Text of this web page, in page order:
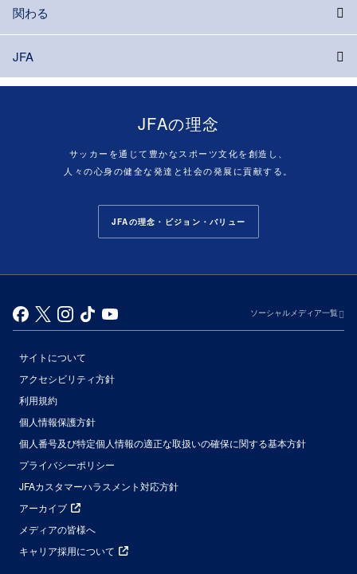
関わる
JFA
JFAの理念
サッカーを通じて豊かなスポーツ文化を創造し、
人々の心身の健全な発達と社会の発展に貢献する。
JFAの理念・ビジョン・バリュー
ソーシャルメディア一覧
サイトについて
アクセシビリティ方針
利用規約
個人情報保護方針
個人番号及び特定個人情報の適正な取扱いの確保に関する基本方針
プライバシーポリシー
JFAカスタマーハラスメント対応方針
アーカイブ
メディアの皆様へ
キャリア採用について